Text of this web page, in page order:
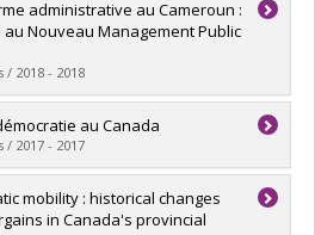
Papyrus
administrative au Cameroun :
Nouveau Management Public
2018 - 2018
Raoul
Papyrus
au Canada
2017 - 2017
mobility : historical changes
in Canada's provincial